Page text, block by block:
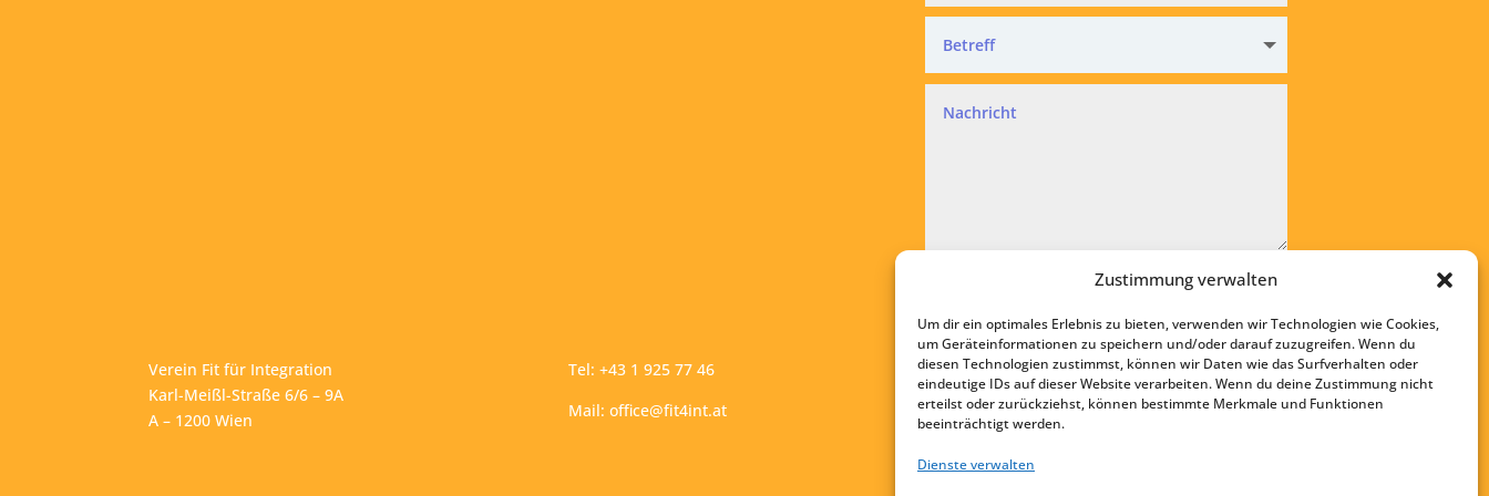
Zustimmung verwalten
Um dir ein optimales Erlebnis zu bieten, verwenden wir Technologien wie Cookies,
um Geräteinformationen zu speichern und/oder darauf zuzugreifen. Wenn du
diesen Technologien zustimmst, können wir Daten wie das Surfverhalten oder
eindeutige IDs auf dieser Website verarbeiten. Wenn du deine Zustimmung nicht
erteilst oder zurückziehst, können bestimmte Merkmale und Funktionen
beeinträchtigt werden.
Dienste verwalten
Datenschutz
Datenschutzvereinbarung
Absenden
Verein Fit für Integration
Karl-Meißl-Straße 6/6 – 9A
A – 1200 Wien
Tel: +43 1 925 77 46
Mail: office@fit4int.at
Startseite
Kontakt
Impressum
Datenschutz